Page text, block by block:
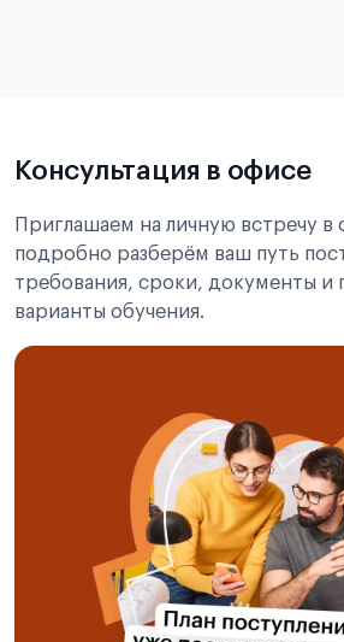
Консультация в офисе
Приглашаем на личную встречу в
подробно разберём ваш путь
требования, сроки, документы и
варианты обучения.